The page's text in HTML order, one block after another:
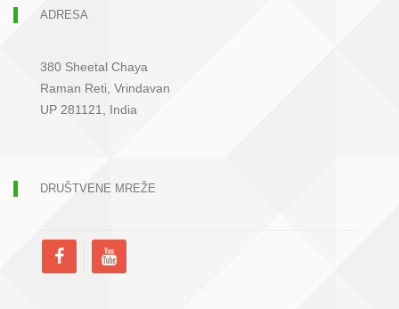
ADRESA
380 Sheetal Chaya
Raman Reti, Vrindavan
UP 281121, India
DRUŠTVENE MREŽE